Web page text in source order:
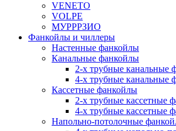
VENETO
VOLPE
МУРРРЗИО
Фанкойлы и чиллеры
Настенные фанкойлы
Канальные фанкойлы
2-х трубные канальные
4-х трубные канальные
Кассетные фанкойлы
2-х трубные кассетные
4-х трубные кассетные
Напольно-потолочные